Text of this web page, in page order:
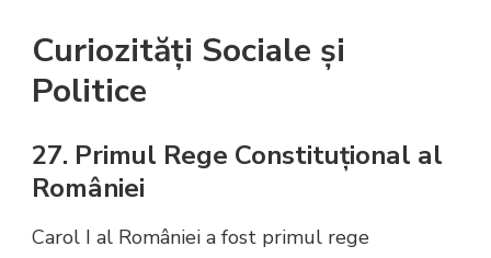
Curiozități Sociale și
Politice
27. Primul Rege Constituțional al
României
Carol I al României a fost primul rege